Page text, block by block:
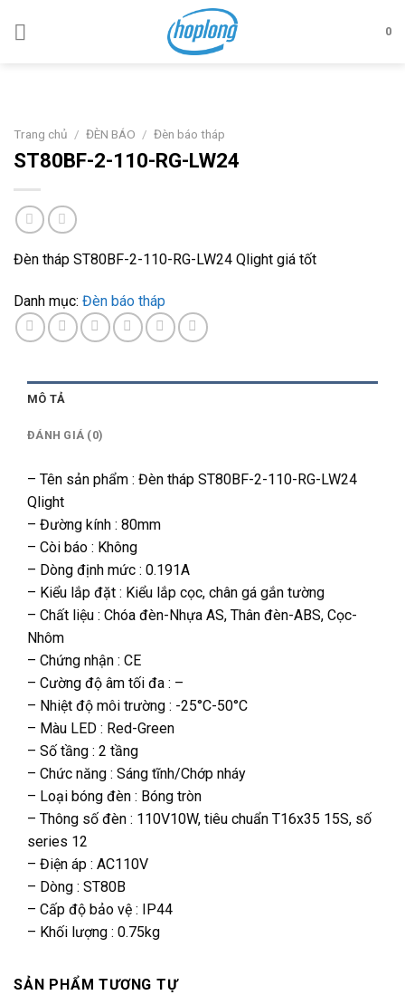
0
Trang chủ / ĐÈN BÁO / Đèn báo tháp
ST80BF-2-110-RG-LW24
Đèn tháp ST80BF-2-110-RG-LW24 Qlight giá tốt
Danh mục: Đèn báo tháp
MÔ TẢ
ĐÁNH GIÁ (0)
– Tên sản phẩm : Đèn tháp ST80BF-2-110-RG-LW24
Qlight
– Đường kính : 80mm
– Còi báo : Không
– Dòng định mức : 0.191A
– Kiểu lắp đặt : Kiểu lắp cọc, chân gá gắn tường
– Chất liệu : Chóa đèn-Nhựa AS, Thân đèn-ABS, Cọc-
Nhôm
– Chứng nhận : CE
– Cường độ âm tối đa : –
– Nhiệt độ môi trường : -25°C-50°C
– Màu LED : Red-Green
– Số tầng : 2 tầng
– Chức năng : Sáng tĩnh/Chớp nháy
– Loại bóng đèn : Bóng tròn
– Thông số đèn : 110V10W, tiêu chuẩn T16x35 15S, số
series 12
– Điện áp : AC110V
– Dòng : ST80B
– Cấp độ bảo vệ : IP44
– Khối lượng : 0.75kg
SẢN PHẨM TƯƠNG TỰ